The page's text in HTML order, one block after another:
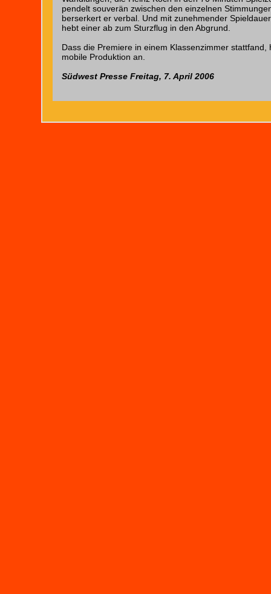
pendelt souverän zwischen den einzelnen
berserkert er verbal. Und mit zunehmender
hebt einer ab zum Sturzflug in den Abgrund.
Dass die Premiere in einem Klassenzimmer
mobile Produktion an.
Südwest Presse Freitag, 7. April 2006